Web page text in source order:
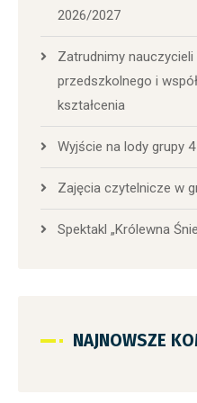
2026/2027
Zatrudnimy
przedszkolnego i
kształcenia
Wyjście na lody grupy
Zajęcia czytelnicze w
Spektakl „Królewna
NAJNOWSZE